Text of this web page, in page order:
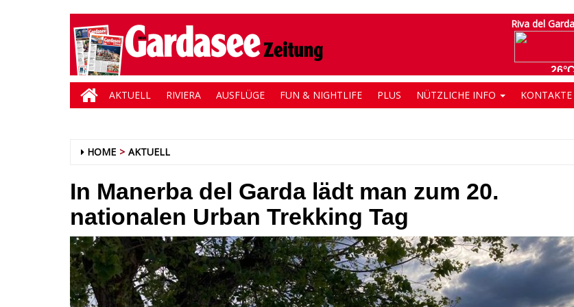
AKTUELL RIVIERA AUSFLÜGE FUN & NIGHTLIFE PLUS NÜTZLICHE INFO KONTAKTE
HOME AKTUELL
In Manerba del Garda lädt man zum 20.
nationalen Urban Trekking Tag